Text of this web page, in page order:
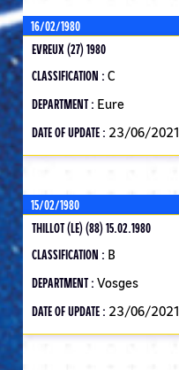
16/02/1980
EVREUX (27) 1980
CLASSIFICATION : C
DEPARTMENT : Eure
DATE OF UPDATE : 23/06/2021
15/02/1980
THILLOT (LE) (88) 15.02.1980
CLASSIFICATION : B
DEPARTMENT : Vosges
DATE OF UPDATE : 23/06/2021